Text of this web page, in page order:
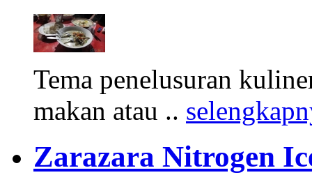
Tema penelusuran
makan atau ..
Zarazara Nitrogen